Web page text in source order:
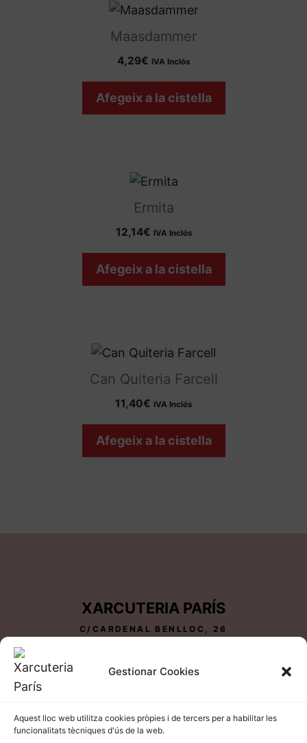
Gestionar Cookies
Aquest lloc web utilitza cookies pròpies i de tercers per a habilitar les
funcionalitats tècniques d'ús de la web.
Maasdammer
4,29€ IVA Inclós
Afegeix a la cistella
Ermita
12,14€ IVA Inclós
Afegeix a la cistella
Can Quiteria Farcell
11,40€ IVA Inclós
Afegeix a la cistella
XARCUTERIA PARÍS
C/CARDENAL BENLLOC, 26